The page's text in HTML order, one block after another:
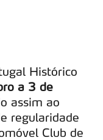
Histórico
a 3 de
assim ao
regularidade
Club de